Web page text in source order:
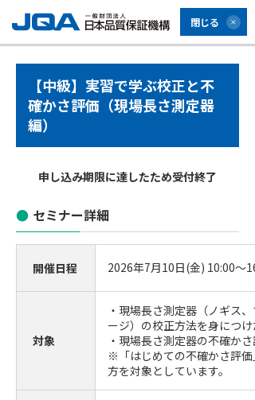
閉じる
【中級】実習で学ぶ校正と不
確かさ評価（現場長さ測定器
編）
申し込み期限に達したため受付終了
セミナー詳細
開催日程 2026年7月10日(金) 10:00～
対象
・現場長さ測定器（ノギス
ージ）の校正方法を身につけ
・現場長さ測定器の不確か
※「はじめての不確かさ評
方を対象としています。